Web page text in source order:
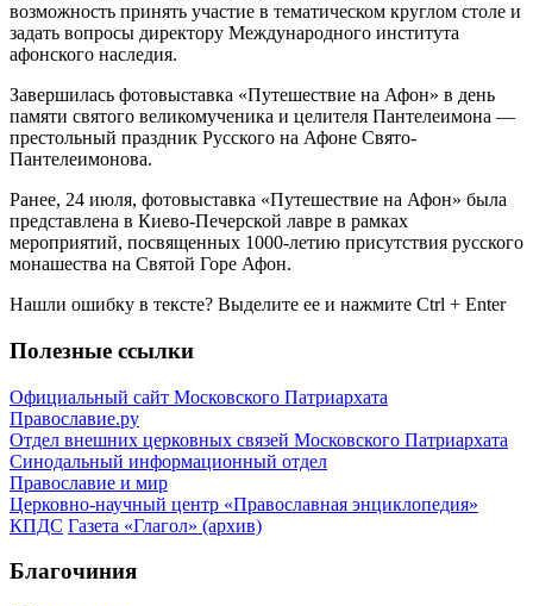
возможность принять участие в тематическом круглом столе и
задать вопросы директору Международного института
афонского наследия.
Завершилась фотовыставка «Путешествие на Афон» в день
памяти святого великомученика и целителя Пантелеимона —
престольный праздник Русского на Афоне Свято-
Пантелеимонова.
Ранее, 24 июля, фотовыставка «Путешествие на Афон» была
представлена в Киево-Печерской лавре в рамках
мероприятий, посвященных 1000-летию присутствия русского
монашества на Святой Горе Афон.
Нашли ошибку в тексте? Выделите ее и нажмите Ctrl + Enter
Полезные ссылки
Официальный сайт Московского Патриархата
Православие.ру
Отдел внешних церковных связей Московского Патриархата
Синодальный информационный отдел
Православие и мир
Церковно-научный центр «Православная энциклопедия»
КПДС Газета «Глагол» (архив)
Благочиния